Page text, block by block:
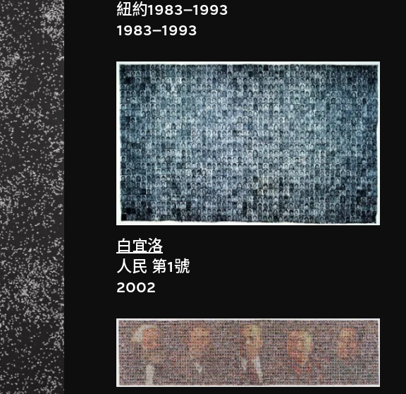
紐約1983–1993
1983–1993
白宜洛
人民 第1號
2002